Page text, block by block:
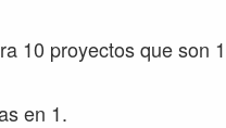
10 proyectos que son
en 1.